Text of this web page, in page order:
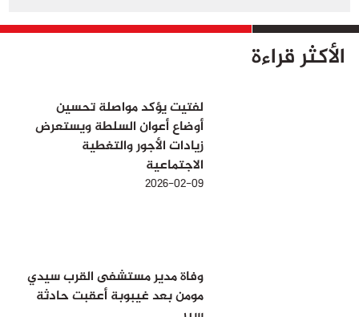
الأكثر قراءة
لفتيت يؤكد مواصلة تحسين
أوضاع أعوان السلطة ويستعرض
زيادات الأجور والتغطية
الاجتماعية
2026-02-09
وفاة مدير مستشفى القرب سيدي
مومن بعد غيبوبة أعقبت حادثة